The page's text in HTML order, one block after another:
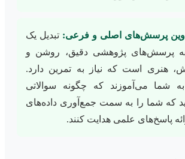
پرسش‌های اصلی و فرعی: تبدیل یک
به پرسش‌های پژوهشی دقیق، روشن و
هنری است که نیاز به تمرین دارد.
شما می‌آموزند که چگونه سوالاتی
که شما را به سمت جمع‌آوری داده‌های
پاسخ‌های علمی هدایت کنند.